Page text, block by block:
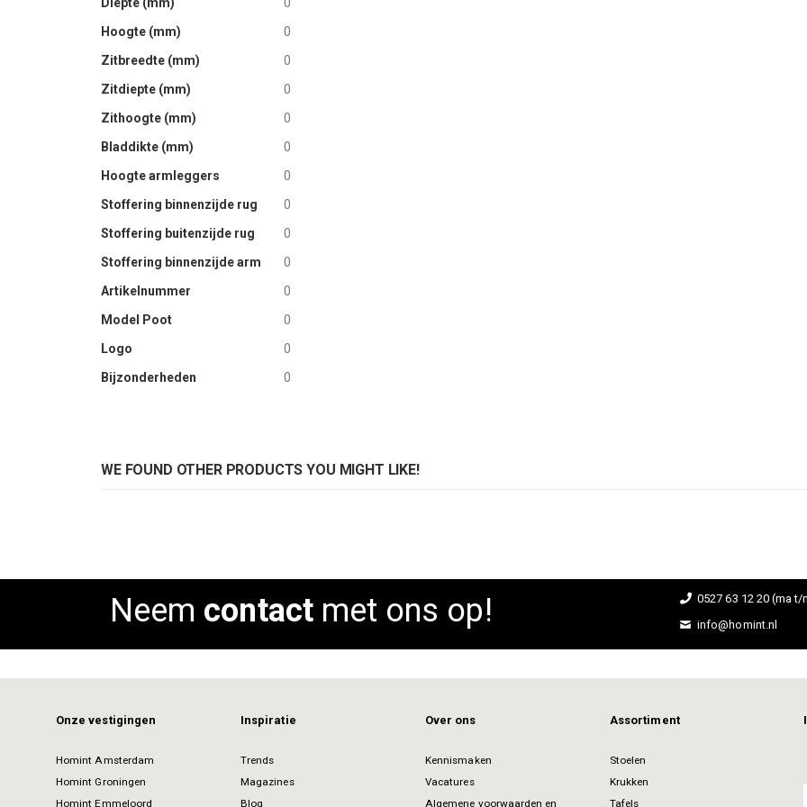
Hoogte (mm)
0
Zitbreedte (mm)
0
Zitdiepte (mm)
0
Zithoogte (mm)
0
Bladdikte (mm)
0
Hoogte armleggers
0
Stoffering binnenzijde rug
0
Stoffering buitenzijde rug
0
Stoffering binnenzijde arm
0
Artikelnummer
0
Model Poot
0
Logo
0
Bijzonderheden
0
WE FOUND OTHER PRODUCTS YOU MIGHT LIKE!
Neem contactmet ons op!
0527 63 12 20 (ma t/
info@homint.nl
Onze vestigingen
Homint Amsterdam
Homint Groningen
Homint Emmeloord
Inspiratie
Trends
Magazines
Blog
Over ons
Kennismaken
Vacatures
Algemene voorwaarden en
Assortiment
Stoelen
Krukken
Tafels